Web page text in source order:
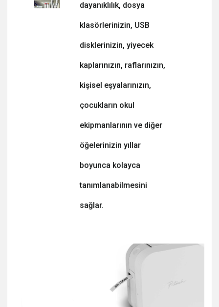
dayanıklılık, dosya
klasörlerinizin, USB
disklerinizin, yiyecek
kaplarınızın, raflarınızın,
kişisel eşyalarınızın,
çocukların okul
ekipmanlarının ve diğer
öğelerinizin yıllar
boyunca kolayca
tanımlanabilmesini
sağlar.